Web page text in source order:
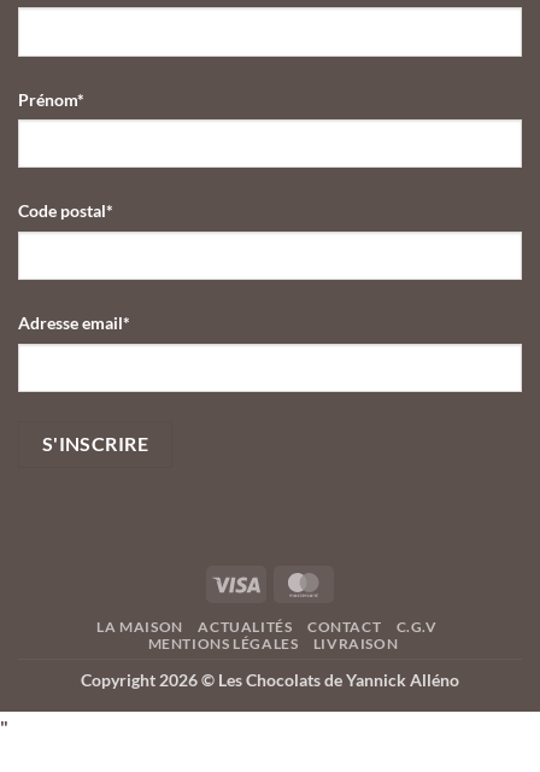
Prénom*
Code postal*
Adresse email*
LA MAISON ACTUALITÉS CONTACT
C.G.V
MENTIONS LÉGALES
LIVRAISON
Copyright 2026 © Les Chocolats de Yannick Alléno
"